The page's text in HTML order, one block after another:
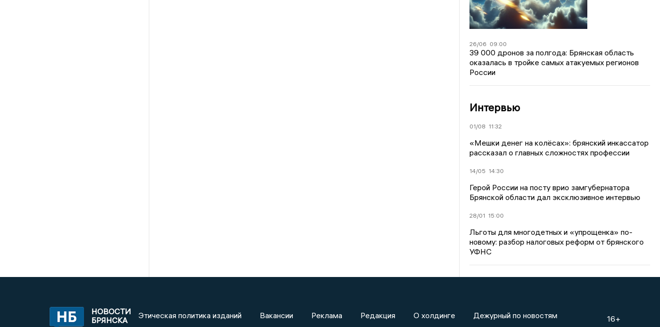
26/06 09:00
39 000 дронов за полгода: Брянская область
оказалась в тройке самых атакуемых регионов
России
Интервью
01/08 11:32
«Мешки денег на колёсах»: брянский инкассатор
рассказал о главных сложностях профессии
14/05 14:30
Герой России на посту врио замгубернатора
Брянской области дал эксклюзивное интервью
28/01 15:00
Льготы для многодетных и «упрощенка» по-
новому: разбор налоговых реформ от брянского
УФНС
НОВОСТИ
БРЯНСКА
Этическая политика изданий Вакансии Реклама Редакция О холдинге Дежурный по новостям 16+